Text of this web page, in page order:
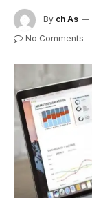
By ch As
No Comments